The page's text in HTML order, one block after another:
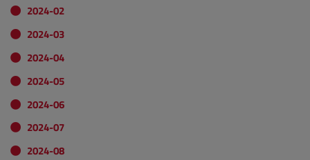
2024-02
2024-03
2024-04
2024-05
2024-06
2024-07
2024-08